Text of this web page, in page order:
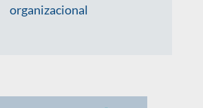
organizacional